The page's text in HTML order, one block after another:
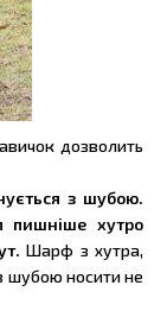
дозволить
з шубою.
пишніше хутро
Шарф з хутра,
шубою носити не